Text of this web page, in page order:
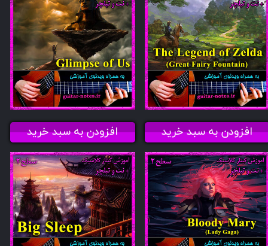
افزودن به سبد خرید افزودن به سبد خرید